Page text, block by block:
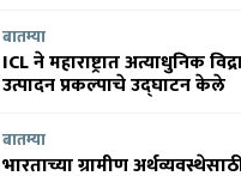
बातम्या
ICL ने महाराष्ट्रात अत्याधुनिक
उत्पादन प्रकल्पाचे उद्घाटन केले
बातम्या
भारताच्या ग्रामीण